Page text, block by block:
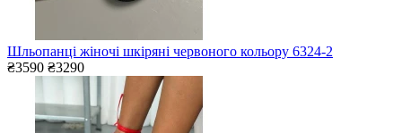
Шльопанці жіночі шкіряні червоного кольору 6324-2
₴3590 ₴3290